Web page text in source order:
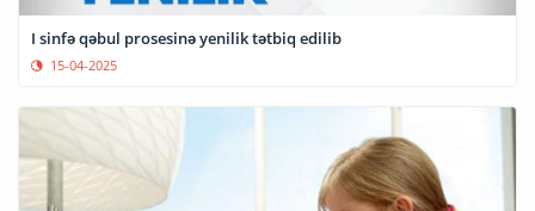
I sinfə qəbul prosesinə yenilik tətbiq edilib
15-04-2025